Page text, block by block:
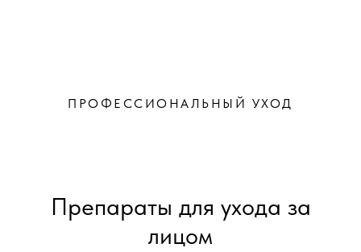
ПРОФЕССИОНАЛЬНЫЙ УХОД
Препараты для ухода за
лицом